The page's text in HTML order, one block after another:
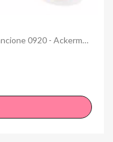
Set di 5 filati per cucire da 200m, Arancione 0920 - Ackermann Universal 120